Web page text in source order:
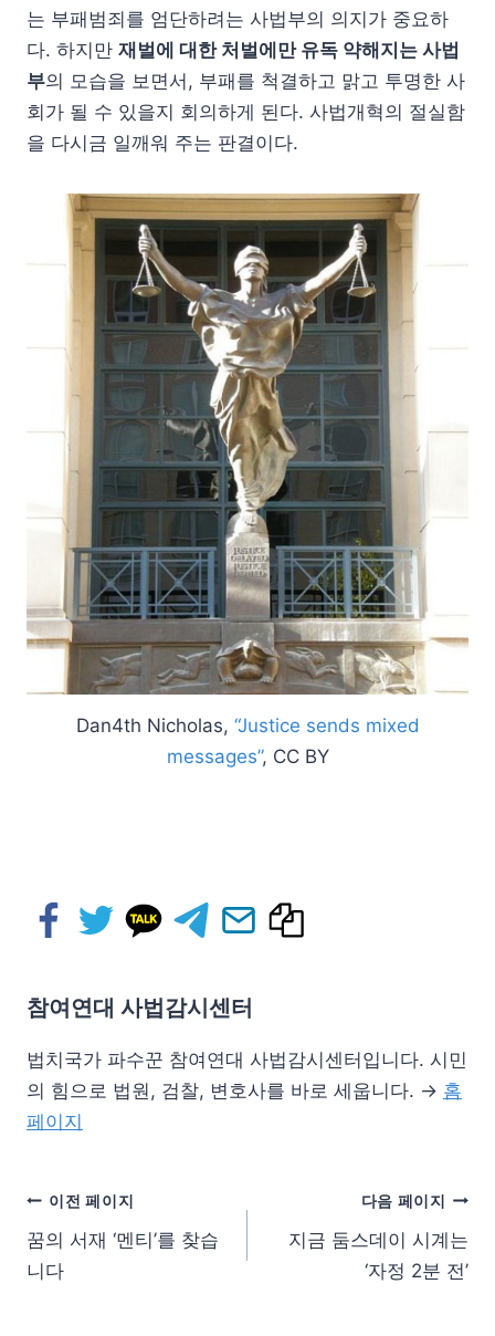
는 부패범죄를 엄단하려는 사법부의 의지가 중요하
다. 하지만 재벌에 대한 처벌에만 유독 약해지는 사법
부의 모습을 보면서, 부패를 척결하고 맑고 투명한 사
회가 될 수 있을지 회의하게 된다. 사법개혁의 절실함
을 다시금 일깨워 주는 판결이다.
Dan4th Nicholas, “Justice sends mixed
messages”, CC BY
참여연대 사법감시센터
법치국가 파수꾼 참여연대 사법감시센터입니다. 시민
의 힘으로 법원, 검찰, 변호사를 바로 세웁니다. → 홈
페이지
이전 페이지
꿈의 서재 ‘멘티’를 찾습
니다
다음 페이지
지금 둠스데이 시계는
‘자정 2분 전’